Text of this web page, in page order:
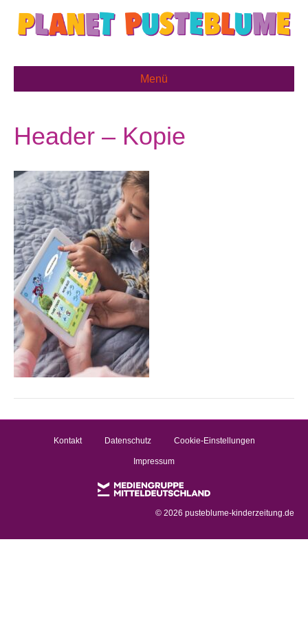
Menü
Header – Kopie
Kontakt Datenschutz Cookie-Einstellungen
Impressum
© 2026 pusteblume-kinderzeitung.de